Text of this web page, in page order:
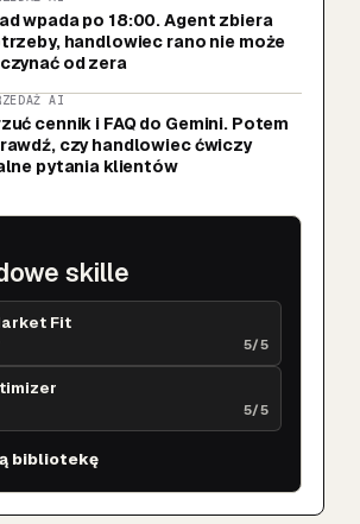
wpada po 18:00. Agent zbiera
handlowiec rano nie może
od zera
AI
cennik i FAQ do Gemini. Potem
czy handlowiec ćwiczy
pytania klientów
skille
Fit
5/5
5/5
bibliotekę